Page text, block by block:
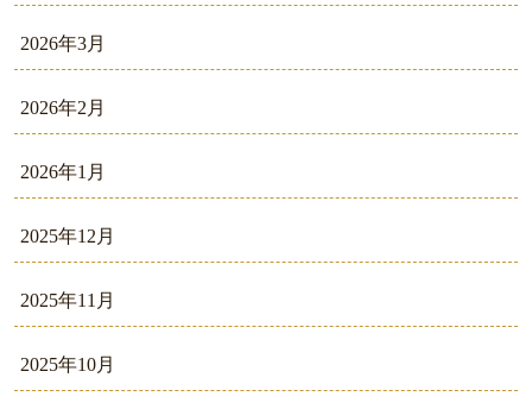
2026年3月
2026年2月
2026年1月
2025年12月
2025年11月
2025年10月